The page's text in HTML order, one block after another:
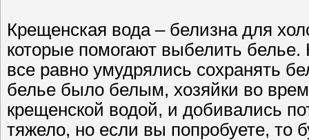
Крещенская вода – белизна для
которые помогают выбелить
все равно умудрялись сохранять
белье было белым, хозяйки во
крещенской водой, и добивались
тяжело, но если вы попробуете, то